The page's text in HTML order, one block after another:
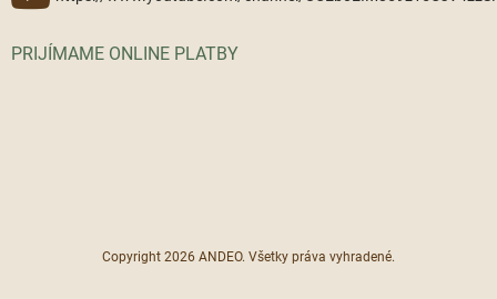
PRIJÍMAME ONLINE PLATBY
Copyright 2026 ANDEO. Všetky práva vyhradené.